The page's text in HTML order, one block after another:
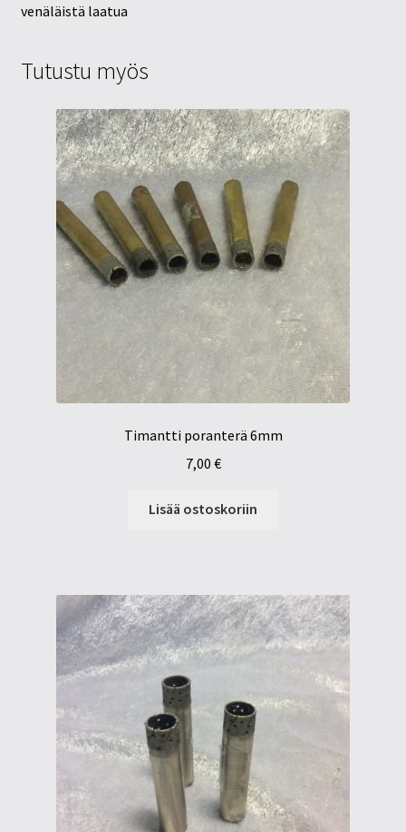
venäläistä laatua
Tutustu myös
Timantti poranterä 6mm
7,00 €
Lisää ostoskoriin